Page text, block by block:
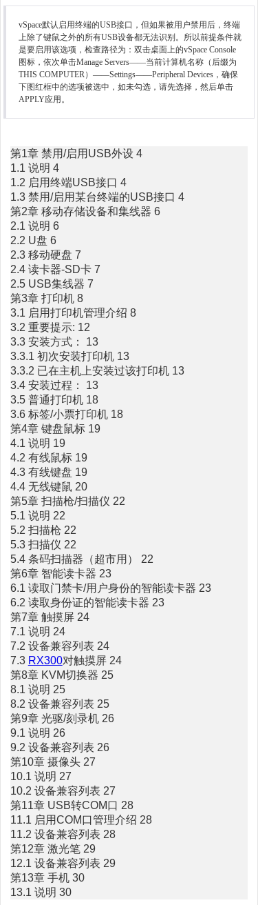
vSpace默认启用终端的USB接口，但如果被用户禁用后，终端
上除了键鼠之外的所有USB设备都无法识别。所以前提条件就
是要启用该选项，检查路径为：双击桌面上的vSpace Console
图标，依次单击Manage Servers——当前计算机名称（后缀为
THIS COMPUTER）——Settings——Peripheral Devices，确保
下图红框中的选项被选中，如未勾选，请先选择，然后单击
APPLY应用。
第1章 禁用/启用USB外设 4
1.1 说明 4
1.2 启用终端USB接口 4
1.3 禁用/启用某台终端的USB接口 4
第2章 移动存储设备和集线器 6
2.1 说明 6
2.2 U盘 6
2.3 移动硬盘 7
2.4 读卡器-SD卡 7
2.5 USB集线器 7
第3章 打印机 8
3.1 启用打印机管理介绍 8
3.2 重要提示: 12
3.3 安装方式： 13
3.3.1 初次安装打印机 13
3.3.2 已在主机上安装过该打印机 13
3.4 安装过程： 13
3.5 普通打印机 18
3.6 标签/小票打印机 18
第4章 键盘鼠标 19
4.1 说明 19
4.2 有线鼠标 19
4.3 有线键盘 19
4.4 无线键鼠 20
第5章 扫描枪/扫描仪 22
5.1 说明 22
5.2 扫描枪 22
5.3 扫描仪 22
5.4 条码扫描器（超市用） 22
第6章 智能读卡器 23
6.1 读取门禁卡/用户身份的智能读卡器 23
6.2 读取身份证的智能读卡器 23
第7章 触摸屏 24
7.1 说明 24
7.2 设备兼容列表 24
7.3 RX300对触摸屏 24
第8章 KVM切换器 25
8.1 说明 25
8.2 设备兼容列表 25
第9章 光驱/刻录机 26
9.1 说明 26
9.2 设备兼容列表 26
第10章 摄像头 27
10.1 说明 27
10.2 设备兼容列表 27
第11章 USB转COM口 28
11.1 启用COM口管理介绍 28
11.2 设备兼容列表 28
第12章 激光笔 29
12.1 设备兼容列表 29
第13章 手机 30
13.1 说明 30